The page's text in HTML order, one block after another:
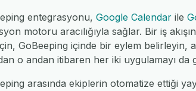
entegrasyonu, Google Calendar ile
motoru aracılığıyla sağlar. Bir iş
GoBeeping içinde bir eylem belirleyin,
o andan itibaren her iki uygulamayı
arasında ekiplerin otomatize ettiği